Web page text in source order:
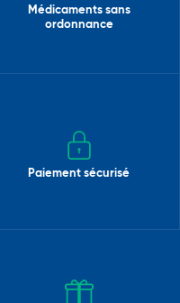
Médicaments sans
ordonnance
Paiement sécurisé